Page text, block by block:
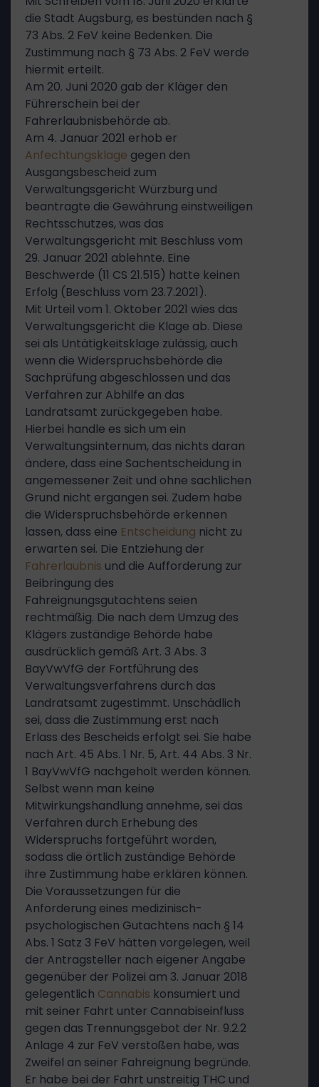
die Stadt Augsburg, es bestünden nach §
73 Abs. 2 FeV keine Bedenken. Die
Zustimmung nach § 73 Abs. 2 FeV werde
hiermit erteilt.
Am 20. Juni 2020 gab der Kläger den
Führerschein bei der
Fahrerlaubnisbehörde ab.
Am 4. Januar 2021 erhob er
Anfechtungsklage gegen den
Ausgangsbescheid zum
Verwaltungsgericht Würzburg und
beantragte die Gewährung einstweiligen
Rechtsschutzes, was das
Verwaltungsgericht mit Beschluss vom
29. Januar 2021 ablehnte. Eine
Beschwerde (11 CS 21.515) hatte keinen
Erfolg (Beschluss vom 23.7.2021).
Mit Urteil vom 1. Oktober 2021 wies das
Verwaltungsgericht die Klage ab. Diese
sei als Untätigkeitsklage zulässig, auch
wenn die Widerspruchsbehörde die
Sachprüfung abgeschlossen und das
Verfahren zur Abhilfe an das
Landratsamt zurückgegeben habe.
Hierbei handle es sich um ein
Verwaltungsinternum, das nichts daran
ändere, dass eine Sachentscheidung in
angemessener Zeit und ohne sachlichen
Grund nicht ergangen sei. Zudem habe
die Widerspruchsbehörde erkennen
lassen, dass eine Entscheidung nicht zu
erwarten sei. Die Entziehung der
Fahrerlaubnis und die Aufforderung zur
Beibringung des
Fahreignungsgutachtens seien
rechtmäßig. Die nach dem Umzug des
Klägers zuständige Behörde habe
ausdrücklich gemäß Art. 3 Abs. 3
BayVwVfG der Fortführung des
Verwaltungsverfahrens durch das
Landratsamt zugestimmt. Unschädlich
sei, dass die Zustimmung erst nach
Erlass des Bescheids erfolgt sei. Sie habe
nach Art. 45 Abs. 1 Nr. 5, Art. 44 Abs. 3 Nr.
1 BayVwVfG nachgeholt werden können.
Selbst wenn man keine
Mitwirkungshandlung annehme, sei das
Verfahren durch Erhebung des
Widerspruchs fortgeführt worden,
sodass die örtlich zuständige Behörde
ihre Zustimmung habe erklären können.
Die Voraussetzungen für die
Anforderung eines medizinisch-
psychologischen Gutachtens nach § 14
Abs. 1 Satz 3 FeV hätten vorgelegen, weil
der Antragsteller nach eigener Angabe
gegenüber der Polizei am 3. Januar 2018
gelegentlich Cannabis konsumiert und
mit seiner Fahrt unter Cannabiseinfluss
gegen das Trennungsgebot der Nr. 9.2.2
Anlage 4 zur FeV verstoßen habe, was
Zweifel an seiner Fahreignung begründe.
Er habe bei der Fahrt unstreitig THC und